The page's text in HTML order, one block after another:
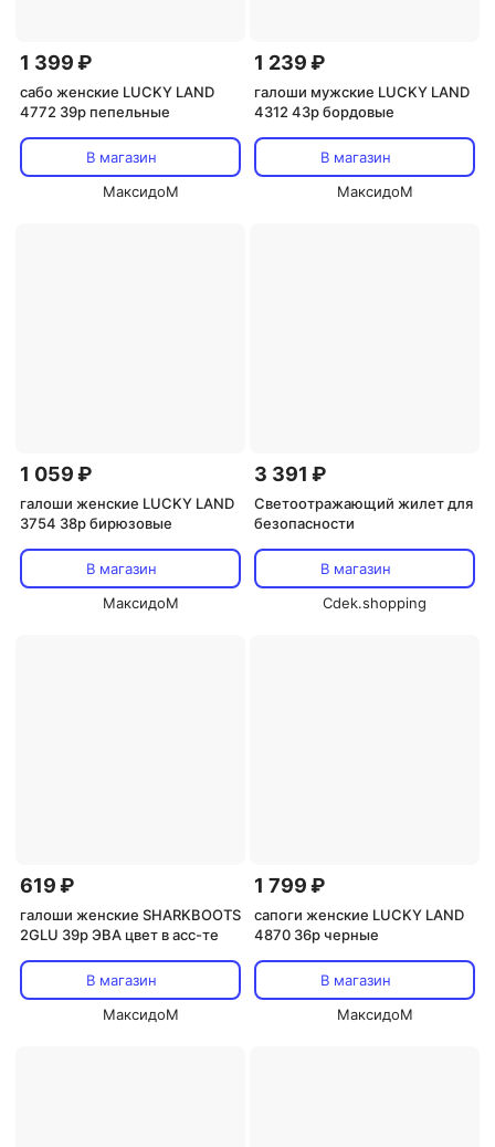
1 399 ₽
сабо женские LUCKY LAND
4772 39р пепельные
В магазин
МаксидоМ
1 239 ₽
галоши мужские LUCKY LAND
4312 43р бордовые
В магазин
МаксидоМ
1 059 ₽
галоши женские LUCKY LAND
3754 38р бирюзовые
В магазин
МаксидоМ
3 391 ₽
Светоотражающий жилет для
безопасности
В магазин
Cdek.shopping
619 ₽
галоши женские SHARKBOOTS
2GLU 39р ЭВА цвет в асс-те
В магазин
МаксидоМ
1 799 ₽
сапоги женские LUCKY LAND
4870 36р черные
В магазин
МаксидоМ